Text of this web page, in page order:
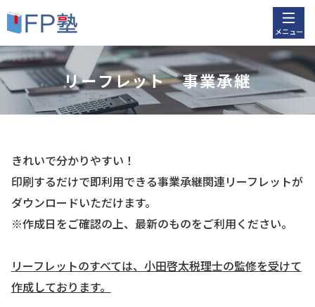
メニュー
リーフレット 事業承継
きれいで分かりやすい！
印刷するだけで即利用できる事業承継関連リーフレットが
ダウンロードいただけます。
※作成日をご確認の上、最新のものをご利用ください。
リーフレットのすべては、小田啓太税理士の監修を受けて
作成しております。